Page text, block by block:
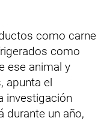
como carne
como
ese animal y
apunta el
investigación
durante un año,